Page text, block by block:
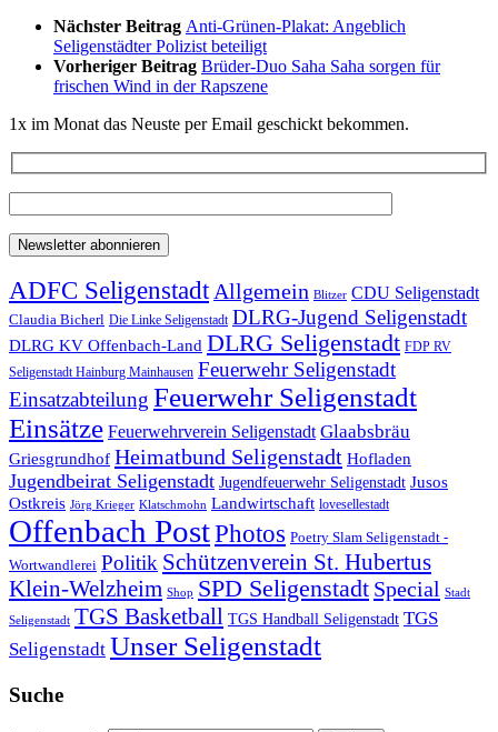
Nächster Beitrag Anti-Grünen-Plakat: Angeblich
Seligenstädter Polizist beteiligt
Vorheriger Beitrag Brüder-Duo Saha Saha sorgen für
frischen Wind in der Rapszene
1x im Monat das Neuste per Email geschickt bekommen.
ADFC SeligenstadtAllgemein Blitzer CDU Seligenstadt
Claudia Bicherl Die Linke Seligenstadt DLRG-Jugend Seligenstadt
DLRG KV Offenbach-Land DLRG Seligenstadt FDP RV
Seligenstadt Hainburg Mainhausen Feuerwehr Seligenstadt
Einsatzabteilung Feuerwehr Seligenstadt
Einsätze Feuerwehrverein Seligenstadt Glaabsbräu
Griesgrundhof Heimatbund Seligenstadt Hofladen
Jugendbeirat Seligenstadt Jugendfeuerwehr Seligenstadt Jusos
Ostkreis Jörg Krieger Klatschmohn Landwirtschaft lovesellestadt
Offenbach PostPhotos Poetry Slam Seligenstadt -
Wortwandlerei Politik Schützenverein St. Hubertus
Klein-Welzheim Shop SPD Seligenstadt Special Stadt
Seligenstadt TGS Basketball TGS Handball Seligenstadt TGS
Seligenstadt Unser Seligenstadt
Suche